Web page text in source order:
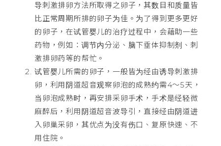
导刺激排卵方法所取得之卵子，其数目和质量皆
比正常周期所排的卵子为佳。为了得到更多更好
的卵子，在试管婴儿的治疗过程中，会藉助一些
药物，例如：调节内分泌、脑下垂体抑制剂、刺
激排卵药等的帮忙。
试管婴儿所需的卵子，一般皆为经由诱导刺激排
卵，利用阴道超音观察卵泡的成熟约需4～5天，
当卵泡成熟时，再安排采卵手术，手术是经轻微
麻醉后，利用阴道超音波导引，直接经由阴道进
入卵巢采卵，其优点为没有伤口、复原快速、不
用住院。